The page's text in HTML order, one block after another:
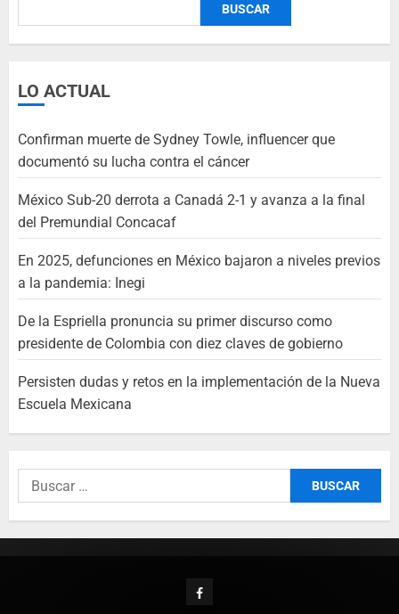
BUSCAR
LO ACTUAL
Confirman muerte de Sydney Towle, influencer que
documentó su lucha contra el cáncer
México Sub-20 derrota a Canadá 2-1 y avanza a la final
del Premundial Concacaf
En 2025, defunciones en México bajaron a niveles previos
a la pandemia: Inegi
De la Espriella pronuncia su primer discurso como
presidente de Colombia con diez claves de gobierno
Persisten dudas y retos en la implementación de la Nueva
Escuela Mexicana